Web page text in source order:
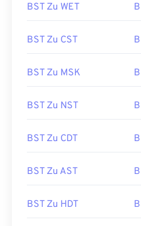
BST Zu WET
BST Zu CST
BST Zu MSK
BST Zu NST
BST Zu CDT
BST Zu AST
BST Zu HDT